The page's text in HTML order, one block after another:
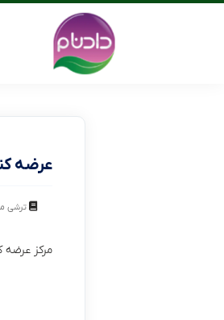
عرضه
ترشی
مرکز عرضه